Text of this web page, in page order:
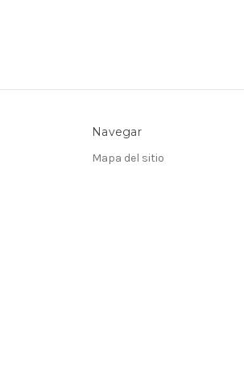
Navegar
Mapa del sitio